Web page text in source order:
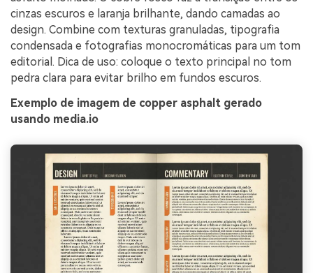
cinzas escuros e laranja brilhante, dando camadas ao
design. Combine com texturas granuladas, tipografia
condensada e fotografias monocromáticas para um tom
editorial. Dica de uso: coloque o texto principal no tom
pedra clara para evitar brilho em fundos escuros.
Exemplo de imagem de copper asphalt gerado
usando media.io